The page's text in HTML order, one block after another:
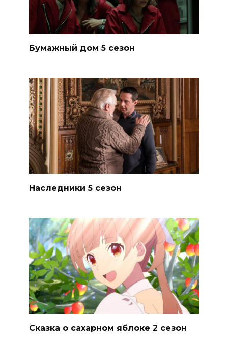
Бумажный дом 5 сезон
Наследники 5 сезон
Сказка о сахарном яблоке 2 сезон